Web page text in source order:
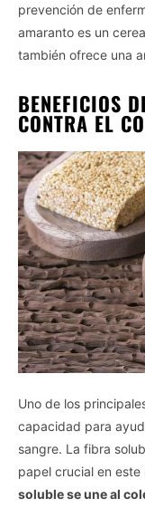
prevención de
amaranto es un
también ofrece una
BENEFICIOS
CONTRA EL
Uno de los
capacidad para
sangre. La fibra
papel crucial en este
soluble se une al